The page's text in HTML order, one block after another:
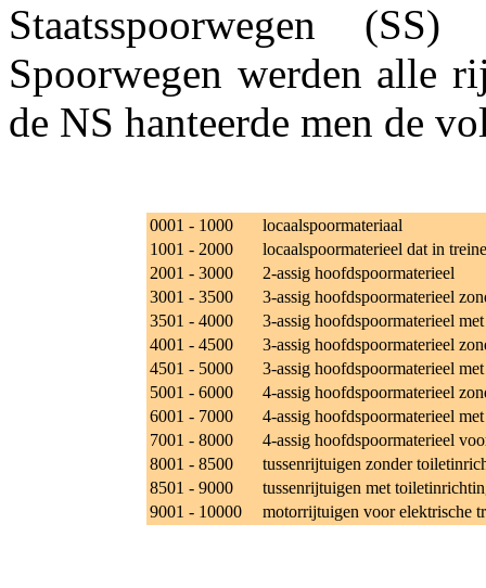
Staatsspoorwegen
Spoorwegen werden alle
de NS hanteerde men de
0001 - 1000
locaalspoormateriaal
1001 - 2000
locaalspoormaterieel dat in
2001 - 3000
2-assig hoofdspoormaterieel
3001 - 3500
3-assig hoofdspoormaterieel
3501 - 4000
3-assig hoofdspoormaterieel
4001 - 4500
3-assig hoofdspoormaterieel
4501 - 5000
3-assig hoofdspoormaterieel
5001 - 6000
4-assig hoofdspoormaterieel
6001 - 7000
4-assig hoofdspoormaterieel
7001 - 8000
4-assig hoofdspoormaterieel
8001 - 8500
tussenrijtuigen zonder
8501 - 9000
tussenrijtuigen met
9001 - 10000
motorrijtuigen voor elektrische